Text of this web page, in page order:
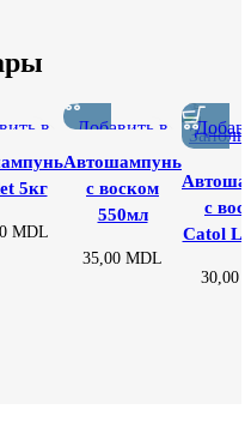
в
5кг
MDL
Добавить в
Автошампунь
с воском
550мл
35,00 MDL
с
Catol
30,00